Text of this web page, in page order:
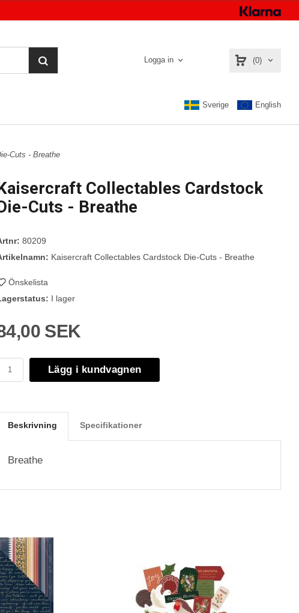
Logga in (0)
Sverige English
Cuts - Breathe
Collectables Cardstock
Cuts - Breathe
80209
Kaisercraft Collectables Cardstock Die-Cuts - Breathe
Önskelista
I lager
SEK
Lägg i kundvagnen
Beskrivning Specifikationer
Breathe